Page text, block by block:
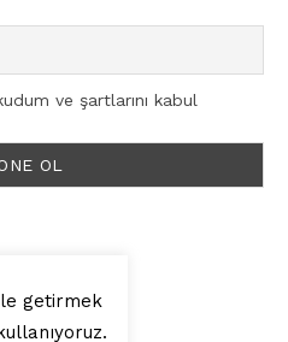
ve şartlarını kabul
Artilop
getirmek